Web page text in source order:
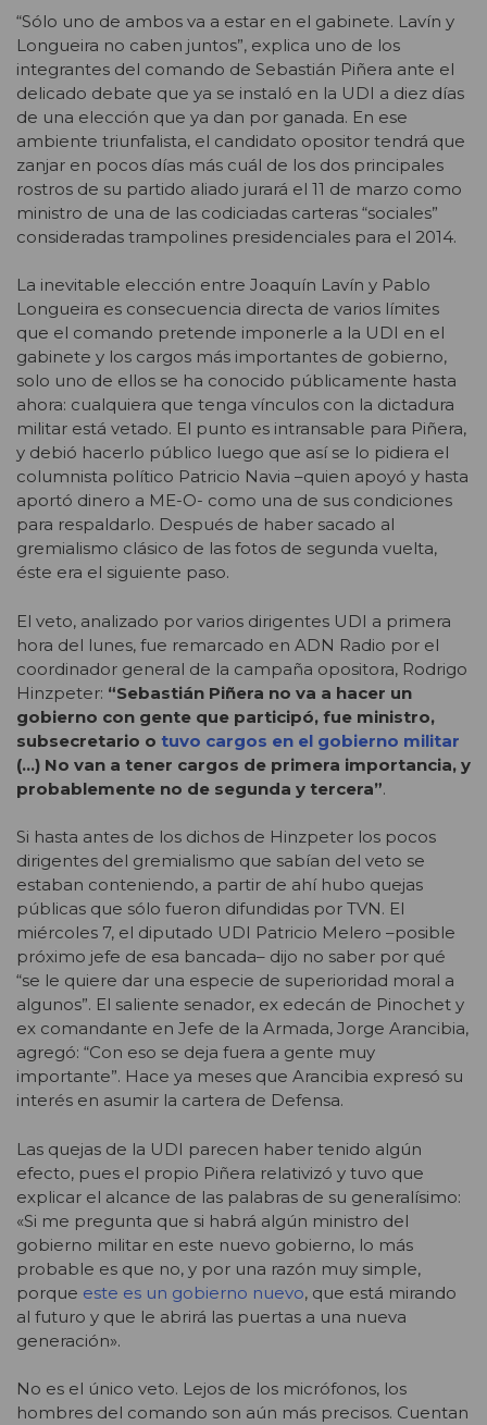
“Sólo uno de ambos va a estar en el gabinete. Lavín y
Longueira no caben juntos”, explica uno de los
integrantes del comando de Sebastián Piñera ante el
delicado debate que ya se instaló en la UDI a diez días
de una elección que ya dan por ganada. En ese
ambiente triunfalista, el candidato opositor tendrá que
zanjar en pocos días más cuál de los dos principales
rostros de su partido aliado jurará el 11 de marzo como
ministro de una de las codiciadas carteras “sociales”
consideradas trampolines presidenciales para el 2014.
La inevitable elección entre Joaquín Lavín y Pablo
Longueira es consecuencia directa de varios límites
que el comando pretende imponerle a la UDI en el
gabinete y los cargos más importantes de gobierno,
solo uno de ellos se ha conocido públicamente hasta
ahora: cualquiera que tenga vínculos con la dictadura
militar está vetado. El punto es intransable para Piñera,
y debió hacerlo público luego que así se lo pidiera el
columnista político Patricio Navia –quien apoyó y hasta
aportó dinero a ME-O- como una de sus condiciones
para respaldarlo. Después de haber sacado al
gremialismo clásico de las fotos de segunda vuelta,
éste era el siguiente paso.
El veto, analizado por varios dirigentes UDI a primera
hora del lunes, fue remarcado en ADN Radio por el
coordinador general de la campaña opositora, Rodrigo
Hinzpeter: “Sebastián Piñera no va a hacer un
gobierno con gente que participó, fue ministro,
subsecretario o tuvo cargos en el gobierno militar
(…) No van a tener cargos de primera importancia, y
probablemente no de segunda y tercera”.
Si hasta antes de los dichos de Hinzpeter los pocos
dirigentes del gremialismo que sabían del veto se
estaban conteniendo, a partir de ahí hubo quejas
públicas que sólo fueron difundidas por TVN. El
miércoles 7, el diputado UDI Patricio Melero –posible
próximo jefe de esa bancada– dijo no saber por qué
“se le quiere dar una especie de superioridad moral a
algunos”. El saliente senador, ex edecán de Pinochet y
ex comandante en Jefe de la Armada, Jorge Arancibia,
agregó: “Con eso se deja fuera a gente muy
importante”. Hace ya meses que Arancibia expresó su
interés en asumir la cartera de Defensa.
Las quejas de la UDI parecen haber tenido algún
efecto, pues el propio Piñera relativizó y tuvo que
explicar el alcance de las palabras de su generalísimo:
«Si me pregunta que si habrá algún ministro del
gobierno militar en este nuevo gobierno, lo más
probable es que no, y por una razón muy simple,
porque este es un gobierno nuevo, que está mirando
al futuro y que le abrirá las puertas a una nueva
generación».
No es el único veto. Lejos de los micrófonos, los
hombres del comando son aún más precisos. Cuentan